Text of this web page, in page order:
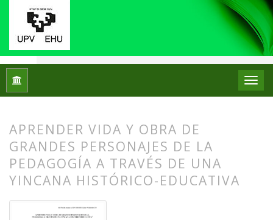
Inicio
APRENDER VIDA Y OBRA DE
GRANDES PERSONAJES DE LA
PEDAGOGÍA A TRAVÉS DE UNA
YINCANA HISTÓRICO-EDUCATIVA